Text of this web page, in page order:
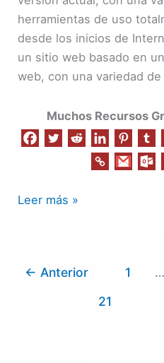
herramientas de uso
desde los inicios de
un sitio web basado en
web, con una variedad
Muchos Recursos
Webmaster
Leer más »
← Anterior 1 …
21